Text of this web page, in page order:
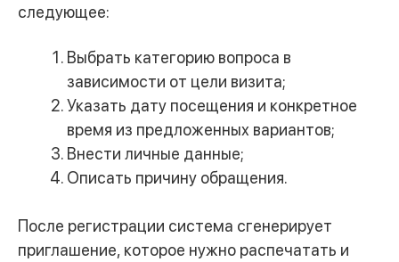
следующее:
Выбрать категорию вопроса в
зависимости от цели визита;
Указать дату посещения и конкретное
время из предложенных вариантов;
Внести личные данные;
Описать причину обращения.
После регистрации система сгенерирует
приглашение, которое нужно распечатать и